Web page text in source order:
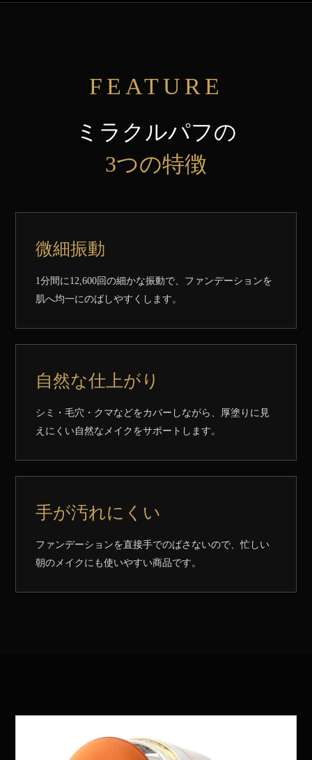
FEATURE
ミラクルパフの
3つの特徴
微細振動
1分間に12,600回の細かな振動で、ファンデーションを
肌へ均一にのばしやすくします。
自然な仕上がり
シミ・毛穴・クマなどをカバーしながら、厚塗りに見
えにくい自然なメイクをサポートします。
手が汚れにくい
ファンデーションを直接手でのばさないので、忙しい
朝のメイクにも使いやすい商品です。